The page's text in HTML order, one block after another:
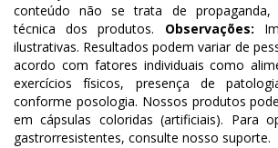
conteúdo não se trata de propaganda,
técnica dos produtos. Observações:
ilustrativas. Resultados podem variar de
acordo com fatores individuais como
exercícios físicos, presença de
conforme posologia. Nossos produtos
em cápsulas coloridas (artificiais). Para
gastrorresistentes, consulte nosso suporte.